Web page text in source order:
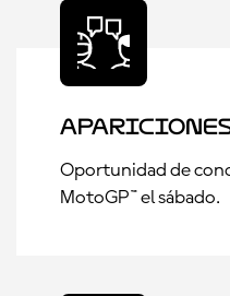
Oportunidad de
MotoGP™ el sábado.